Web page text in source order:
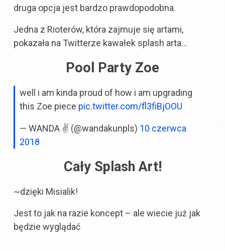
druga opcja jest bardzo prawdopodobna.
Jedna z Rioterów, która zajmuje się artami,
pokazała na Twitterze kawałek splash arta…
Pool Party Zoe
well i am kinda proud of how i am upgrading
this Zoe piece pic.twitter.com/fl3fiBjOOU
— WANDA ✌️ (@wandakunpls) 10 czerwca
2018
Cały Splash Art!
~dzięki Misialik!
Jest to jak na razie koncept – ale wiecie już jak
będzie wyglądać